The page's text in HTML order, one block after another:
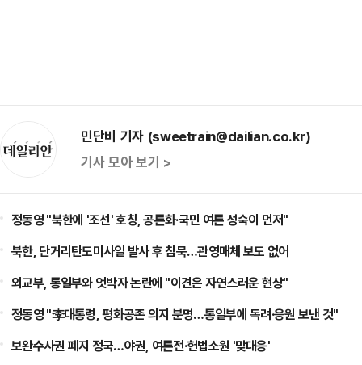
민단비 기자 (sweetrain@dailian.co.kr)
기사 모아 보기 >
정동영 "북한에 '조선' 호칭, 공론화·국민 여론 성숙이 먼저"
북한, 단거리탄도미사일 발사 후 침묵…관영매체 보도 없어
외교부, 통일부와 엇박자 논란에 "이견은 자연스러운 현상"
정동영 "李대통령, 평화공존 의지 분명…통일부에 독려·응원 보낸 것"
보완수사권 폐지 정국…야권, 여론전·헌법소원 '맞대응'